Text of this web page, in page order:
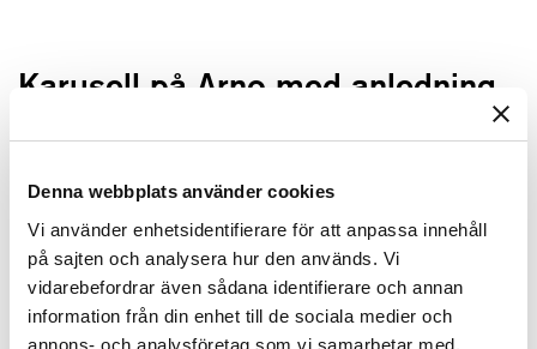
Denna webbplats använder cookies
Vi använder enhetsidentifierare för att anpassa innehåll
på sajten och analysera hur den används. Vi
vidarebefordrar även sådana identifierare och annan
information från din enhet till de sociala medier och
annons- och analysföretag som vi samarbetar med.
Karusell på Arno med anledning
Österrike 1608, Florens, blad nr
15
Pierre Giffart (1637 - 1723)